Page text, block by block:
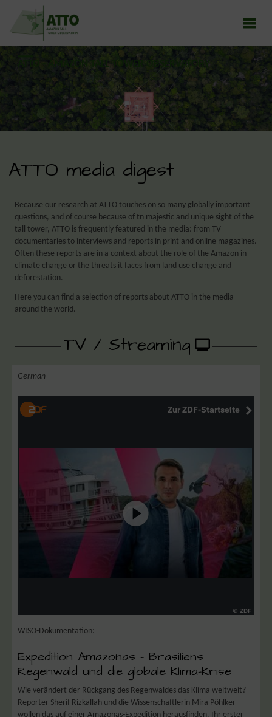
ATTO - AMAZON TALL TOWER OBSERVATORY
ATTO media digest
Because our research at ATTO touches on so many globally important
questions, and of course because of tn majestic and unique sight of the
tall tower, ATTO is frequently featured in the media: from TV
documentaries to interviews and reports in print and online magazines.
Often these reports are in a context about the role of the Amazon in
climate change or the threats it faces from land use change and
deforestation.
Here you can find a selection of reports about ATTO in the media
around the world.
TV / Streaming​
German
WISO-Dokumentation:
Expedition Amazonas – Brasiliens
Regenwald und die globale Klima-Krise
Wie verändert der Rückgang des Regenwaldes das Klima weltweit?
Reporter Sherif Rizkallah und die Wissenschaftlerin Mira Pöhlker
wollen das auf einer Amazonas-Expedition herausfinden. Ihr erster